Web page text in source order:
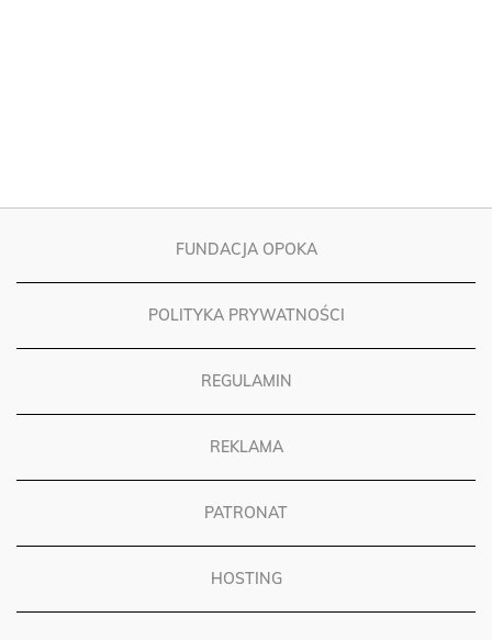
FUNDACJA OPOKA
POLITYKA PRYWATNOŚCI
REGULAMIN
REKLAMA
PATRONAT
HOSTING